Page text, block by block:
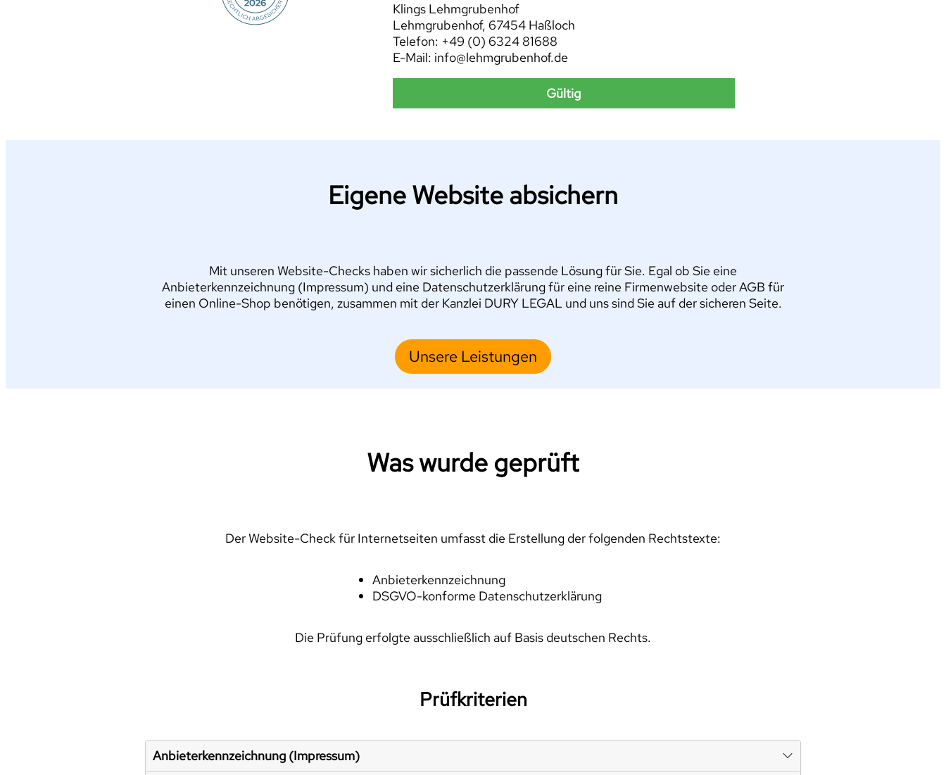
Klings Lehmgrubenhof
Lehmgrubenhof, 67454 Haßloch
Telefon: +49 (0) 6324 81688
E-Mail: info@lehmgrubenhof.de
Gültig
Eigene Website absichern
Mit unseren Website-Checks haben wir sicherlich die passende Lösung für Sie. Egal ob Sie eine
Anbieterkennzeichnung (Impressum) und eine Datenschutzerklärung für eine reine Firmenwebsite oder AGB für
einen Online-Shop benötigen, zusammen mit der Kanzlei DURY LEGAL und uns sind Sie auf der sicheren Seite.
Unsere Leistungen
Was wurde geprüft
Der Website-Check für Internetseiten umfasst die Erstellung der folgenden Rechtstexte:
Anbieterkennzeichnung
DSGVO-konforme Datenschutzerklärung
Die Prüfung erfolgte ausschließlich auf Basis deutschen Rechts.
Prüfkriterien
Anbieterkennzeichnung (Impressum)